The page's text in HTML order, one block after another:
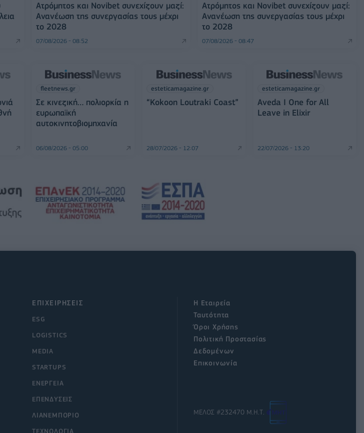
Ατρόμητος και Novibet συνεχίζουν μαζί:
Ανανέωση της συνεργασίας τους μέχρι
το 2028
07/08/2026 - 08:52
Ατρόμητος και Novibet συνεχίζουν μαζί:
Ανανέωση της συνεργασίας τους μέχρι
το 2028
07/08/2026 - 08:47
fleetnews.gr
Σε κινεζική… πολιορκία η
ευρωπαϊκή
αυτοκινητοβιομηχανία
06/08/2026 - 05:00
esteticamagazine.gr
“Kokoon Loutraki Coast”
28/07/2026 - 12:07
esteticamagazine.gr
Aveda I One for All
Leave in Elixir
22/07/2026 - 13:20
ΕΠΙΧΕΙΡΗΣΕΙΣ
ESG
LOGISTICS
MEDIA
STARTUPS
ΕΝΕΡΓΕΙΑ
ΕΠΕΝΔΥΣΕΙΣ
ΛΙΑΝΕΜΠΟΡΙΟ
ΤΕΧΝΟΛΟΓΙΑ
Η Εταιρεία
Ταυτότητα
Όροι Χρήσης
Πολιτική Προστασίας
Δεδομένων
Επικοινωνία
ΜΕΛΟΣ #232470 Μ.Η.Τ.